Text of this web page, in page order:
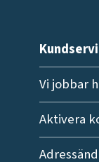
Vi jobbar
Aktivera